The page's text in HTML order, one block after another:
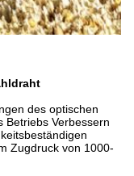
des optischen
Betriebs Verbessern
Zugdruck von 1000-